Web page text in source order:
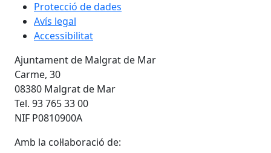
Protecció de dades
Avís legal
Accessibilitat
Ajuntament de Malgrat de Mar
Carme, 30
08380 Malgrat de Mar
Tel. 93 765 33 00
NIF P0810900A
Amb la col·laboració de: